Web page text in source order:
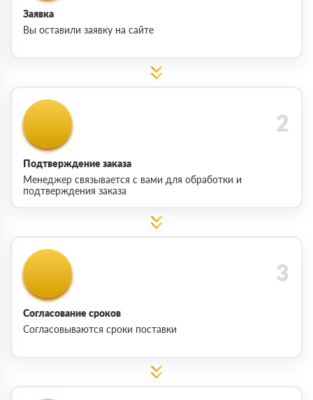
Заявка
Вы оставили заявку на сайте
Подтверждение заказа
Менеджер связывается с вами для обработки и
подтверждения заказа
Согласование сроков
Согласовываются сроки поставки